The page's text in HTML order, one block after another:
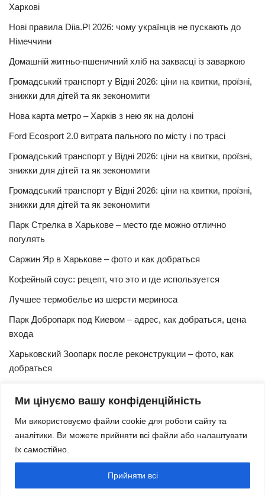
Ми цінуємо вашу конфіденційність
Ми використовуємо файли cookie для роботи сайту та
аналітики. Ви можете прийняти всі файли або налаштувати
їх самостійно.
Прийняти всі
Харкові
Нові правила Diia.Pl 2026: чому українців не пускають до
Німеччини
Домашній житньо-пшеничний хліб на заквасці із заваркою
Громадський транспорт у Відні 2026: ціни на квитки, проїзні,
знижки для дітей та як зекономити
Нова карта метро – Харків з нею як на долоні
Ford Ecosport 2.0 витрата пального по місту і по трасі
Громадський транспорт у Відні 2026: ціни на квитки, проїзні,
знижки для дітей та як зекономити
Громадський транспорт у Відні 2026: ціни на квитки, проїзні,
знижки для дітей та як зекономити
Парк Стрелка в Харькове – место где можно отлично
погулять
Саржин Яр в Харькове – фото и как добраться
Кофейный соус: рецепт, что это и где используется
Лучшее термобелье из шерсти мериноса
Парк Добропарк под Киевом – адрес, как добраться, цена
входа
Харьковский Зоопарк после реконструкции – фото, как
добраться
домашних условиях
Харьковская Швейцария – цены, адрес, как добраться
Маршрут и расписание 27 троллейбуса (Харьков)
Трамвай № 3 Харьков – маршрут, время и интервал